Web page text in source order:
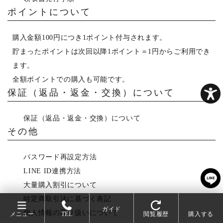
ポイントについて
購入金額100円につき1ポイント付与されます。
貯まったポイントは次回以降1ポイント＝1円からご利用でき
ます。
全額ポイントでの購入も可能です。
保証（返品・返金・交換）について
保証（返品・返金・交換）について
その他
パスワード再設定方法
LINE ID連携方法
大量購入割引について
特定商取引法に基づく表記
個人情報の取り扱いについて
メニュー TEL
ガイド
閲覧履歴 購入する